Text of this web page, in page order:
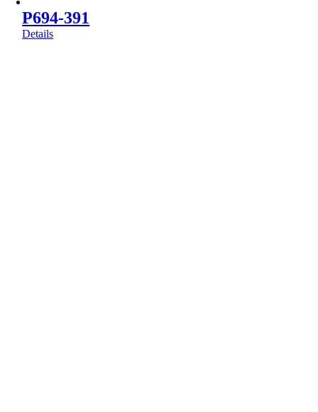
P694-391
Details